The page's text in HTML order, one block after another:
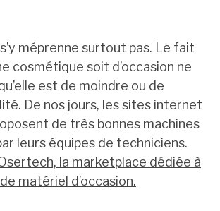
s’y méprenne surtout pas. Le fait
cosmétique soit d’occasion ne
est de moindre ou de
De nos jours, les sites internet
de très bonnes machines
leurs équipes de techniciens.
la marketplace dédiée à
matériel d’occasion.